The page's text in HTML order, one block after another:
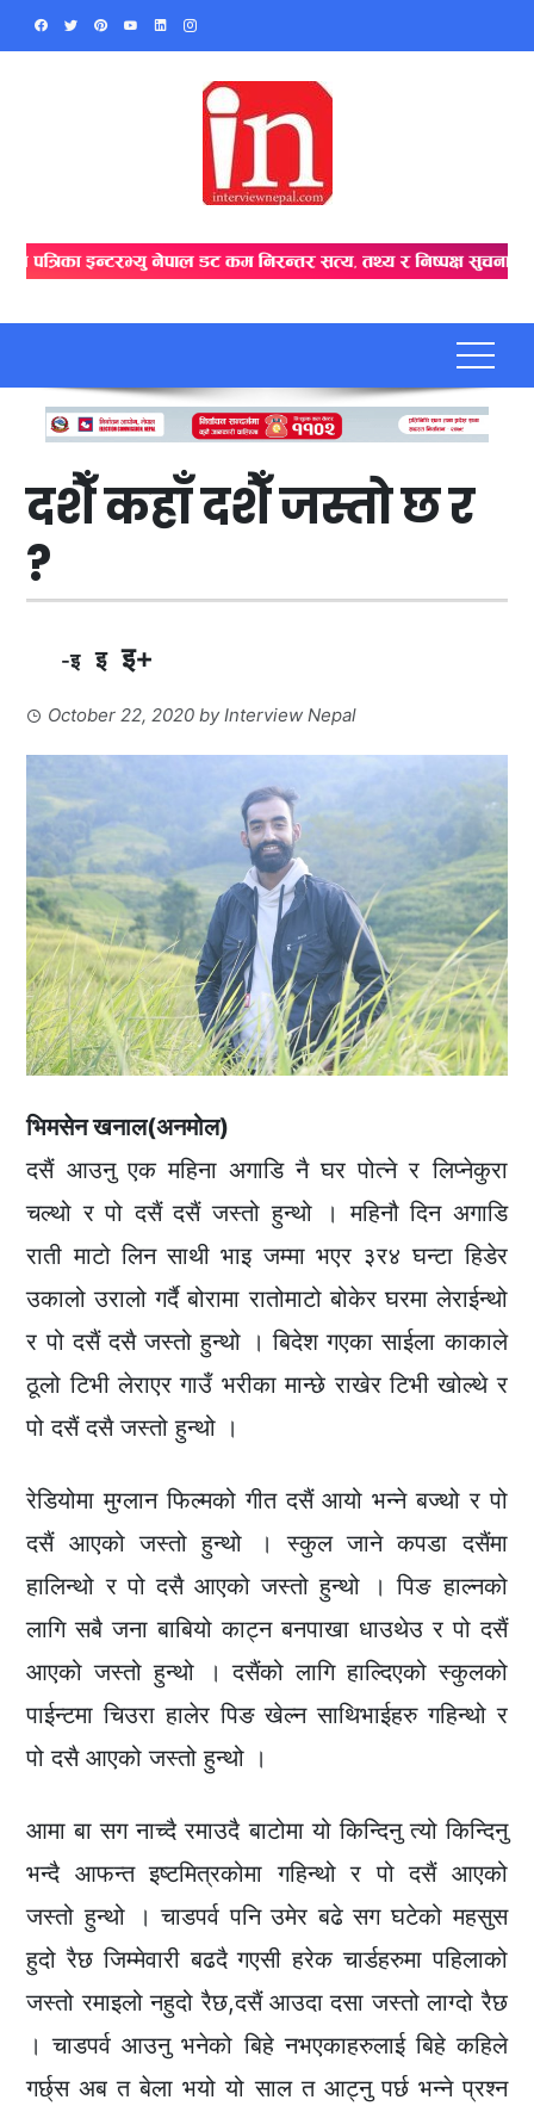
Skip
दशैँ कहाँ दशैँ जस्तो छ र
?
-इ इ इ+
October 22, 2020 byInterview Nepal
भिमसेन खनाल(अनमोल)
दसैं आउनु एक महिना अगाडि नै घर पोत्ने र लिप्नेकुरा
चल्थो र पो दसैं दसैं जस्तो हुन्थो । महिनौ दिन अगाडि
राती माटो लिन साथी भाइ जम्मा भएर ३र४ घन्टा हिडेर
उकालो उरालो गर्दै बोरामा रातोमाटो बोकेर घरमा लेराईन्थो
र पो दसैं दसै जस्तो हुन्थो । बिदेश गएका साईला काकाले
ठूलो टिभी लेराएर गाउँ भरीका मान्छे राखेर टिभी खोल्थे र
पो दसैं दसै जस्तो हुन्थो ।
रेडियोमा मुग्लान फिल्मको गीत दसैं आयो भन्ने बज्थो र पो
दसैं आएको जस्तो हुन्थो । स्कुल जाने कपडा दसैंमा
हालिन्थो र पो दसै आएको जस्तो हुन्थो । पिङ हाल्नको
लागि सबै जना बाबियो काट्न बनपाखा धाउथेउ र पो दसैं
आएको जस्तो हुन्थो । दसैंको लागि हाल्दिएको स्कुलको
पाईन्टमा चिउरा हालेर पिङ खेल्न साथिभाईहरु गहिन्थो र
पो दसै आएको जस्तो हुन्थो ।
आमा बा सग नाच्दै रमाउदै बाटोमा यो किन्दिनु त्यो किन्दिनु
भन्दै आफन्त इष्टमित्रकोमा गहिन्थो र पो दसैं आएको
जस्तो हुन्थो । चाडपर्व पनि उमेर बढे सग घटेको महसुस
हुदो रैछ जिम्मेवारी बढदै गएसी हरेक चार्डहरुमा पहिलाको
जस्तो रमाइलो नहुदो रैछ,दसैं आउदा दसा जस्तो लाग्दो रैछ
। चाडपर्व आउनु भनेको बिहे नभएकाहरुलाई बिहे कहिले
गर्छ्स अब त बेला भयो यो साल त आट्नु पर्छ भन्ने प्रश्न